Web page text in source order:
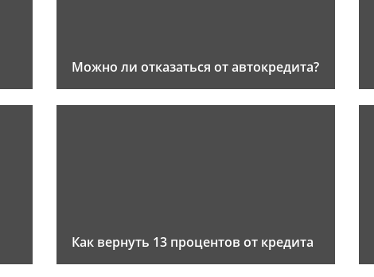
Можно ли отказаться от автокредита?
Как вернуть 13 процентов от кредита